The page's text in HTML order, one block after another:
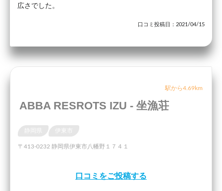
広さでした。
口コミ投稿日：2021/04/15
駅から4.69km
ABBA RESROTS IZU - 坐漁荘
〒413-0232 静岡県伊東市八幡野１７４１
口コミをご投稿する